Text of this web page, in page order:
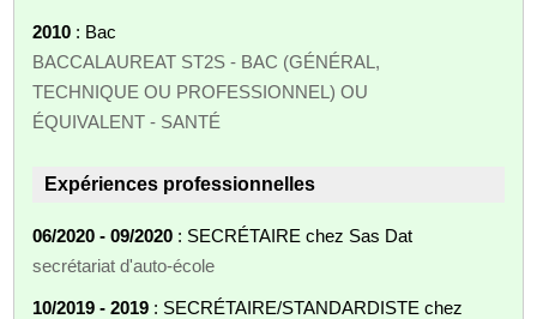
2010 : Bac
BACCALAUREAT ST2S - BAC (GÉNÉRAL,
TECHNIQUE OU PROFESSIONNEL) OU
ÉQUIVALENT - SANTÉ
Expériences professionnelles
06/2020 - 09/2020 : SECRÉTAIRE chez Sas Dat
secrétariat d'auto-école
10/2019 - 2019 : SECRÉTAIRE/STANDARDISTE chez